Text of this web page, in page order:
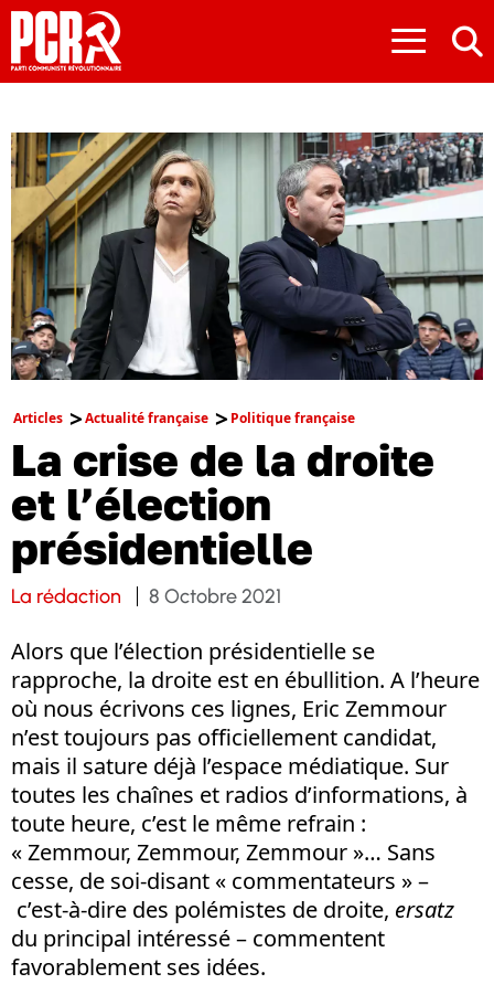
≡
Articles Actualité française Politique française
La crise de la droite
et l’élection
présidentielle
La rédaction 8 Octobre 2021
Alors que l’élection présidentielle se
rapproche, la droite est en ébullition. A l’heure
où nous écrivons ces lignes, Eric Zemmour
n’est toujours pas officiellement candidat,
mais il sature déjà l’espace médiatique. Sur
toutes les chaînes et radios d’informations, à
toute heure, c’est le même refrain :
« Zemmour, Zemmour, Zemmour »… Sans
cesse, de soi-disant « commentateurs » –
c’est-à-dire des polémistes de droite, ersatz
du principal intéressé – commentent
favorablement ses idées.